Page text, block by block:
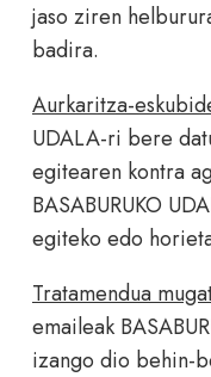
jaso ziren
badira.
Aurkaritza-eskubi
UDALA-ri bere
egitearen kontra
BASABURUKO
egiteko edo
Tratamendua
emaileak
izango dio behin-